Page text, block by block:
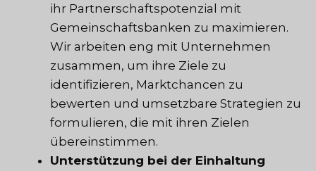
ihr Partnerschaftspotenzial mit
Gemeinschaftsbanken zu maximieren.
Wir arbeiten eng mit Unternehmen
zusammen, um ihre Ziele zu
identifizieren, Marktchancen zu
bewerten und umsetzbare Strategien zu
formulieren, die mit ihren Zielen
übereinstimmen.
Unterstützung bei der Einhaltung